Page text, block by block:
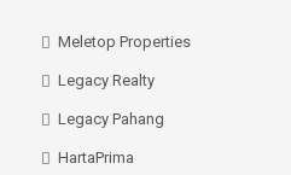
Meletop Properties
Legacy Realty
Legacy Pahang
HartaPrima